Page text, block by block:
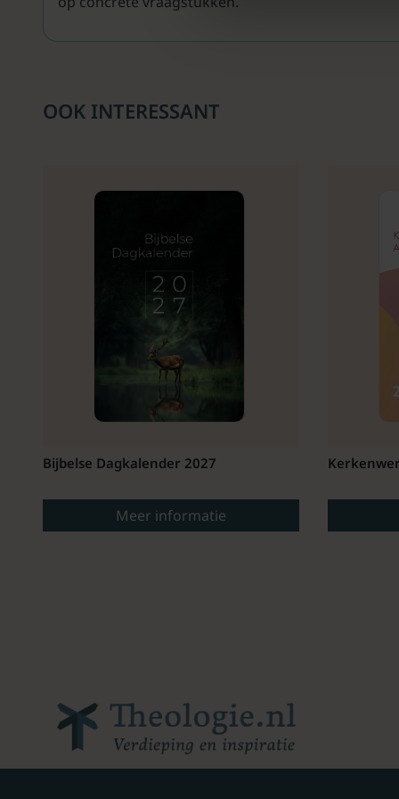
OOK INTERESSANT
Bijbelse Dagkalender 2027
Meer informatie